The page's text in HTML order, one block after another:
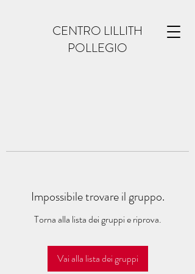
CENTRO LILLITH
POLLEGIO
Impossibile trovare il gruppo.
Torna alla lista dei gruppi e riprova.
Vai alla lista dei gruppi